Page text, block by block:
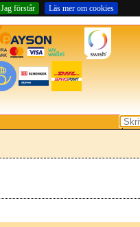
Jag förstår Läs mer om cookies